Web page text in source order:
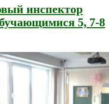
инспектор
5, 7-8